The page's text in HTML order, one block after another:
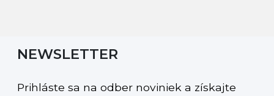
NEWSLETTER
Prihláste sa na odber noviniek a získajte